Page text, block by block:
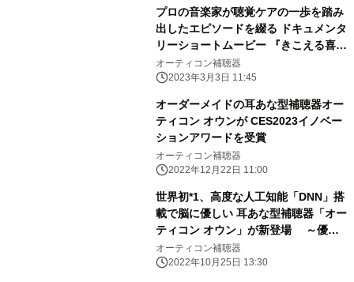
プロの音楽家が聴覚ケアの一歩を踏み
出したエピソードを綴る ドキュメンタ
リーショートムービー 『きこえる喜び
を、もう一度。』を 3月3日「耳の
日」、WHO「世界耳の日」に配信
オーティコン補聴器
2023年3月3日 11:45
オーダーメイドの耳あな型補聴器オー
ティコン オウンが CES2023イノベー
ションアワードを受賞
オーティコン補聴器
2022年12月22日 11:00
世界初*1、高度な人工知能「DNN」搭
載で脳に優しい 耳あな型補聴器「オー
ティコン オウン」が新登場 ～優れ
た音質とオーダーメイドならではの装
用感を実現～
オーティコン補聴器
2022年10月25日 13:30